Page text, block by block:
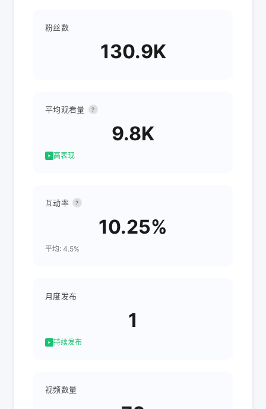
粉丝数
130.9K
平均观看量 ?
9.8K
高表现
互动率 ?
10.25%
平均: 4.5%
月度发布
1
持续发布
视频数量